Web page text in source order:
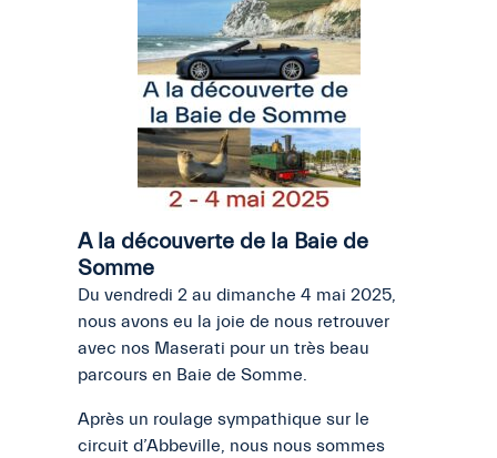
A la découverte de la Baie de
Somme
Du vendredi 2 au dimanche 4 mai 2025,
nous avons eu la joie de nous retrouver
avec nos Maserati pour un très beau
parcours en Baie de Somme.
Après un roulage sympathique sur le
circuit d’Abbeville, nous nous sommes